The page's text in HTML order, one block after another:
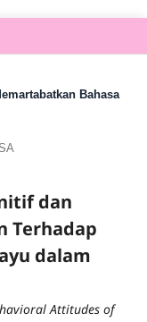
Bahasa
dan
Terhadap
dalam
Attitudes of